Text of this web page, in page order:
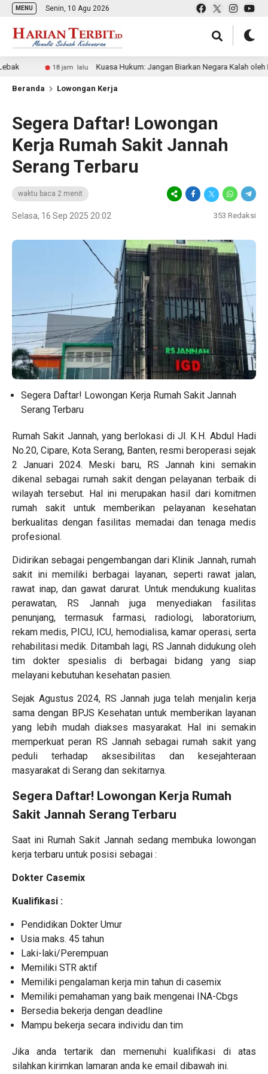
MENU Senin, 10 Agu 2026
18 jam lalu Kuasa Hukum: Jangan Biarkan Negara Kalah oleh Mafia
Beranda Lowongan Kerja
Segera Daftar! Lowongan
Kerja Rumah Sakit Jannah
Serang Terbaru
waktu baca 2 menit
Selasa, 16 Sep 2025 20:02 353 Redaksi
Segera Daftar! Lowongan Kerja Rumah Sakit Jannah
Serang Terbaru
Rumah Sakit Jannah, yang berlokasi di Jl. K.H. Abdul Hadi
No.20, Cipare, Kota Serang, Banten, resmi beroperasi sejak
2 Januari 2024. Meski baru, RS Jannah kini semakin
dikenal sebagai rumah sakit dengan pelayanan terbaik di
wilayah tersebut. Hal ini merupakan hasil dari komitmen
rumah sakit untuk memberikan pelayanan kesehatan
berkualitas dengan fasilitas memadai dan tenaga medis
profesional.
Didirikan sebagai pengembangan dari Klinik Jannah, rumah
sakit ini memiliki berbagai layanan, seperti rawat jalan,
rawat inap, dan gawat darurat. Untuk mendukung kualitas
perawatan, RS Jannah juga menyediakan fasilitas
penunjang, termasuk farmasi, radiologi, laboratorium,
rekam medis, PICU, ICU, hemodialisa, kamar operasi, serta
rehabilitasi medik. Ditambah lagi, RS Jannah didukung oleh
tim dokter spesialis di berbagai bidang yang siap
melayani kebutuhan kesehatan pasien.
Sejak Agustus 2024, RS Jannah juga telah menjalin kerja
sama dengan BPJS Kesehatan untuk memberikan layanan
yang lebih mudah diakses masyarakat. Hal ini semakin
memperkuat peran RS Jannah sebagai rumah sakit yang
peduli terhadap aksesibilitas dan kesejahteraan
masyarakat di Serang dan sekitarnya.
Segera Daftar! Lowongan Kerja Rumah
Sakit Jannah Serang Terbaru
Saat ini Rumah Sakit Jannah sedang membuka lowongan
kerja terbaru untuk posisi sebagai :
Dokter Casemix
Kualifikasi :
Pendidikan Dokter Umur
Usia maks. 45 tahun
Laki-laki/Perempuan
Memiliki STR aktif
Memiliki pengalaman kerja min tahun di casemix
Memiliki pemahaman yang baik mengenai INA-Cbgs
Bersedia bekerja dengan deadline
Mampu bekerja secara individu dan tim
Jika anda tertarik dan memenuhi kualifikasi di atas
silahkan kirimkan lamaran anda ke email dibawah ini.